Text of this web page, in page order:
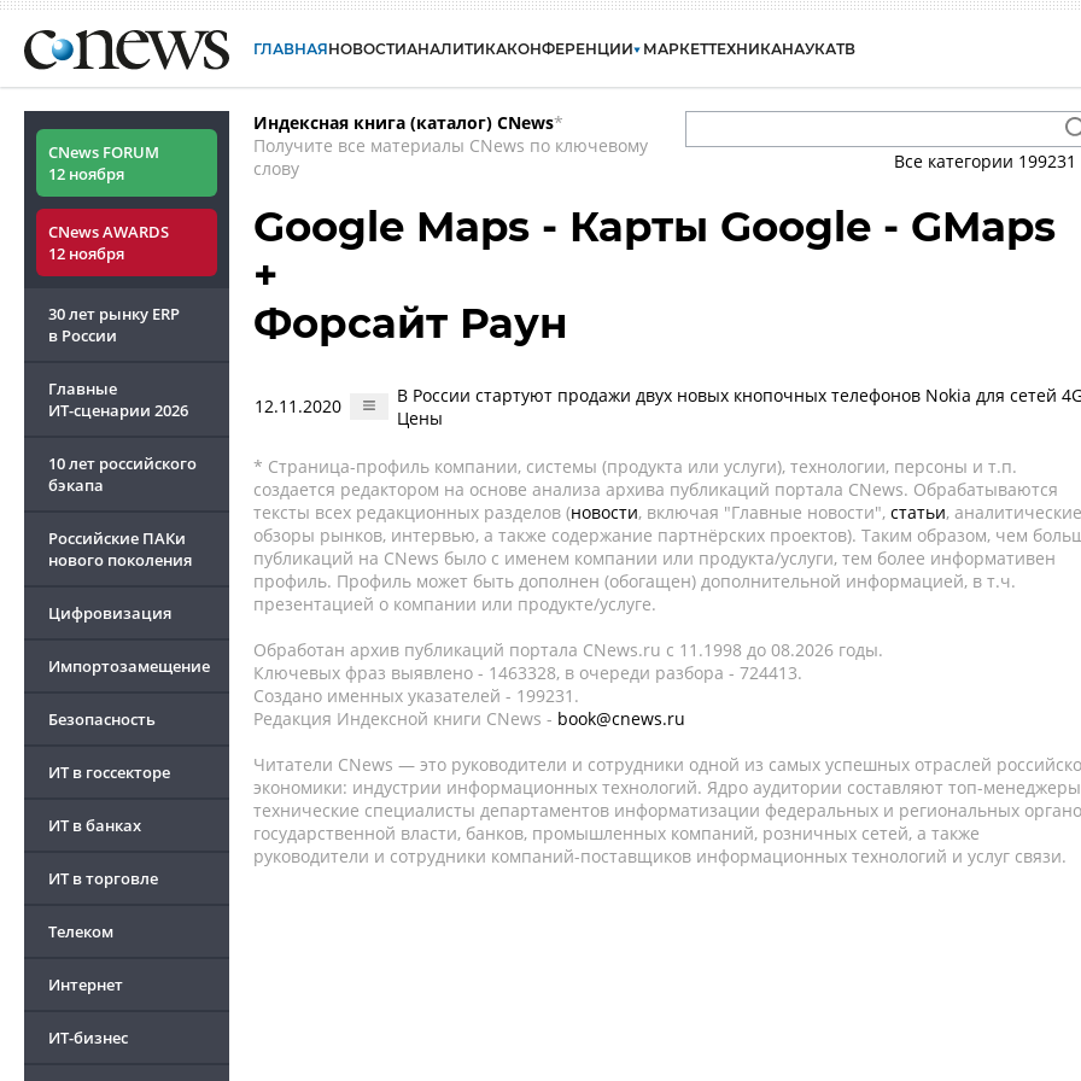
ГЛАВНАЯНОВОСТИАНАЛИТИКАКОНФЕРЕНЦИИ МАРКЕТТЕХНИКАНАУКАТВ
CNews FORUM
12 ноября
CNews AWARDS
12 ноября
30 лет рынку ERP
в России
Главные
ИТ-сценарии 2026
10 лет российского
бэкапа
Российские ПАКи
нового поколения
Цифровизация
Импортозамещение
Безопасность
ИТ в госсекторе
ИТ в банках
ИТ в торговле
Телеком
Интернет
ИТ-бизнес
Индексная книга (каталог) CNews*
Получите все материалы CNews по ключевому
слову
Все категории 199231
Google Maps - Карты Google - GMaps
+
Форсайт Раун
12.11.2020
В России стартуют продажи двух новых кнопочных телефонов Nokia для сетей
Цены
* Страница-профиль компании, системы (продукта или услуги), технологии, персоны и т.п.
создается редактором на основе анализа архива публикаций портала CNews. Обрабатываются
тексты всех редакционных разделов (новости, включая "Главные новости", статьи, аналитические
обзоры рынков, интервью, а также содержание партнёрских проектов). Таким образом, чем
публикаций на CNews было с именем компании или продукта/услуги, тем более информативен
профиль. Профиль может быть дополнен (обогащен) дополнительной информацией, в т.ч.
презентацией о компании или продукте/услуге.
Обработан архив публикаций портала CNews.ru c 11.1998 до 08.2026 годы.
Ключевых фраз выявлено - 1463328, в очереди разбора - 724413.
Создано именных указателей - 199231.
Редакция Индексной книги CNews - book@cnews.ru
Читатели CNews — это руководители и сотрудники одной из самых успешных отраслей
экономики: индустрии информационных технологий. Ядро аудитории составляют топ-
технические специалисты департаментов информатизации федеральных и региональных
государственной власти, банков, промышленных компаний, розничных сетей, а также
руководители и сотрудники компаний-поставщиков информационных технологий и услуг связи.